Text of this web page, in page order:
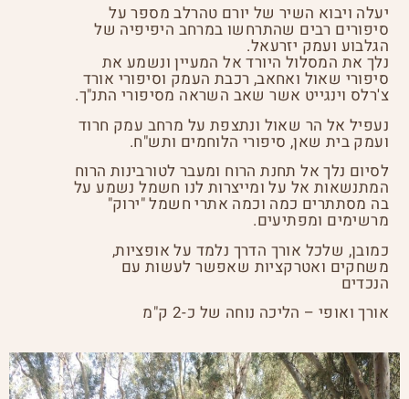
יעלה ויבוא השיר של יורם טהרלב מספר על
סיפורים רבים שהתרחשו במרחב היפיפיה של
הגלבוע ועמק יזרעאל.
נלך את המסלול היורד אל המעיין ונשמע את
סיפורי שאול ואחאב, רכבת העמק וסיפורי אורד
צ'רלס וינגייט אשר שאב השראה מסיפורי התנ"ך.
נעפיל אל הר שאול ונתצפת על מרחב עמק חרוד
ועמק בית שאן, סיפורי הלוחמים ותש"ח.
לסיום נלך אל תחנת הרוח ומעבר לטורבינות הרוח
המתנשאות אל על ומייצרות לנו חשמל נשמע על
בה מסתתרים כמה וכמה אתרי חשמל "ירוק"
מרשימים ומפתיעים.
כמובן, שלכל אורך הדרך נלמד על אופציות,
משחקים ואטרקציות שאפשר לעשות עם
הנכדים
אורך ואופי – הליכה נוחה של כ-2 ק"מ